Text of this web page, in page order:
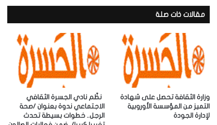
ي
د
ك
ل
إ
ل
ك
ر
و
ن
مقالات ذات صلة
وزارة الثقافة تحصل على شهادة
التميز من المؤسسة الأوروبية
لإدارة الجودة
‎نظّم نادي الجسرة الثقافي
الاجتماعي ندوة بعنوان /صحة
الرجل.. خطوات بسيطة تحدث